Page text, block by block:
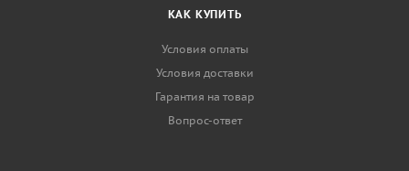
КАК КУПИТЬ
Условия оплаты
Условия доставки
Гарантия на товар
Вопрос-ответ